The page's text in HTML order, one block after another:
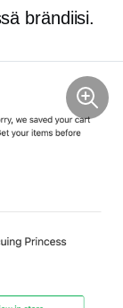
brändiisi.